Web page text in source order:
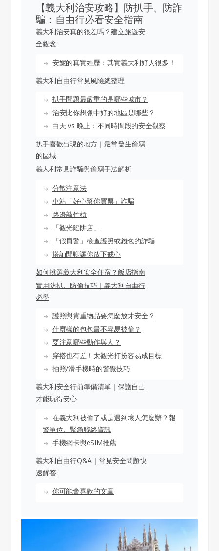
【義大利治安攻略】防扒手、防詐
騙：自由行必看安全指南
義大利治安真的很差嗎？建立旅遊安
全觀念
安妮的真實經歷：其實義大利好人很多！
義大利自由行常見風險總整理
扒手問題最嚴重的是哪些城市？
治安比你想像中好的地區是哪些？
白天 vs 晚上：不同時間段的安全觀察
扒手喜歡出現的地方｜最常發生偷竊
的區域
義大利常見詐騙與偷竊手法解析
分散注意法
車站「好心幫你買票」詐騙
路邊敲竹槓
「觀光陷阱店」
「假員警」檢查護照或錢包的詐騙
搭訕閒聊讓你放下戒心
如何挑選義大利安全住宿？飯店指南
實用防扒、防偷技巧｜義大利自由行
必學
護照與貴重物品要怎麼放才安全？
什麼樣的包包最不容易被偷？
要注意哪些動作與人？
穿搭也有差！太觀光打扮容易成目標
拍照/滑手機時的警覺技巧
義大利安全行前準備清單｜保護自己
才能玩得安心
在義大利被偷了或是遇到壞人怎麼辦？報
警單位、緊急聯絡資訊
手機網卡與eSIM推薦
義大利自由行Q&A｜常見安全問題快
速解答
你可能會喜歡的文章